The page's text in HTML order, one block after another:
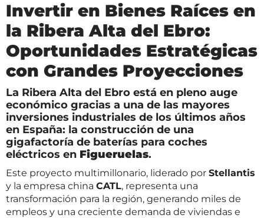
Invertir en Bienes Raíces en
la Ribera Alta del Ebro:
Oportunidades Estratégicas
con Grandes Proyecciones
La Ribera Alta del Ebro está en pleno auge
económico gracias a una de las mayores
inversiones industriales de los últimos años
en España: la construcción de una
gigafactoría de baterías para coches
eléctricos en Figueruelas.
Este proyecto multimillonario, liderado por Stellantis
y la empresa china CATL, representa una
transformación para la región, generando miles de
empleos y una creciente demanda de viviendas e